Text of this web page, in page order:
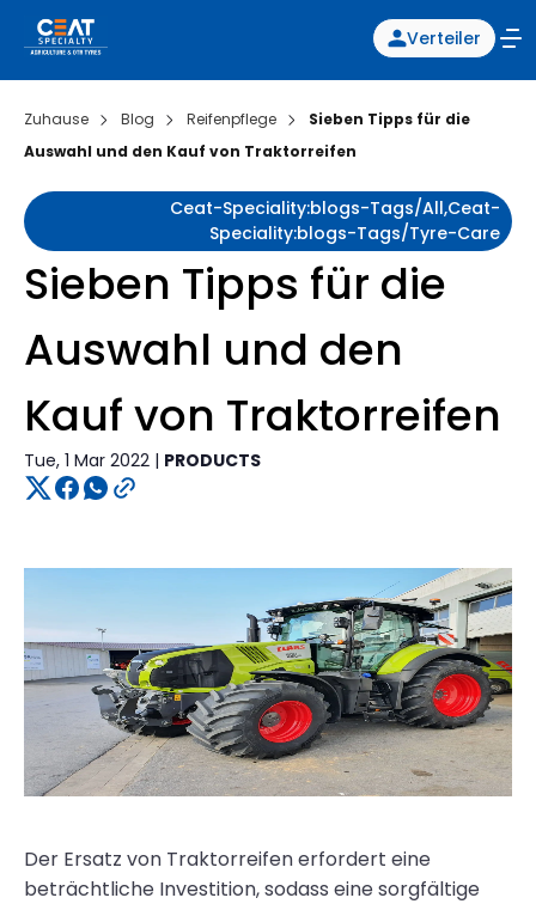
Verteiler
Zuhause Blog Reifenpflege
Sieben Tipps für die
Auswahl und den Kauf von Traktorreifen
Ceat-Speciality:blogs-Tags/all,ceat-
Speciality:blogs-Tags/tyre-Care
Sieben Tipps für die
Auswahl und den
Kauf von Traktorreifen
Tue, 1 Mar 2022 | PRODUCTS
Der Ersatz von Traktorreifen erfordert eine
beträchtliche Investition, sodass eine sorgfältige